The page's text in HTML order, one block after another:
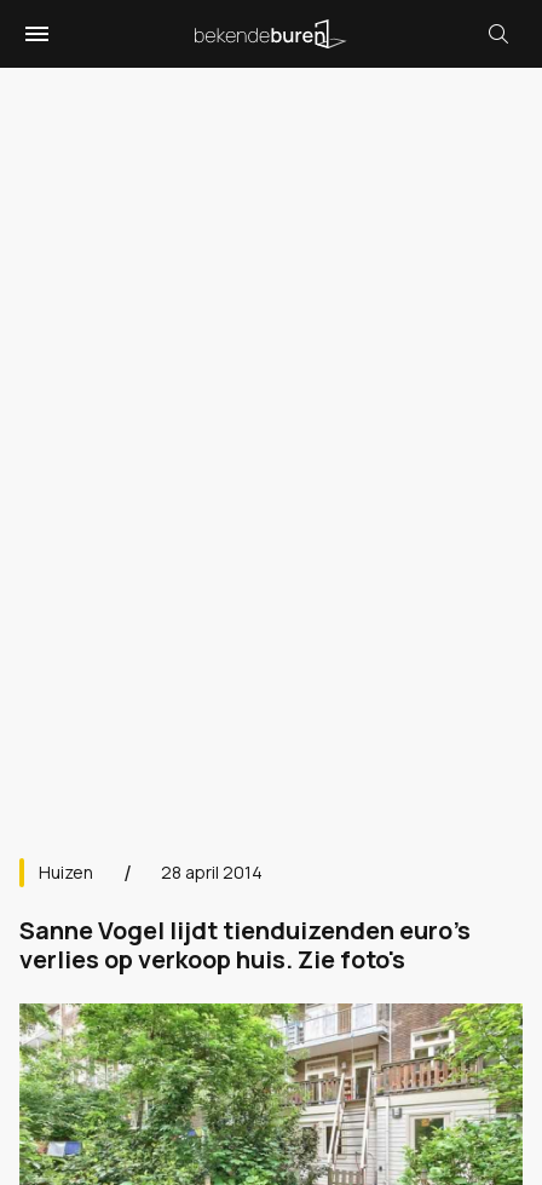
Huizen 28 april 2014
Sanne Vogel lijdt tienduizenden euro's
verlies op verkoop huis. Zie foto's